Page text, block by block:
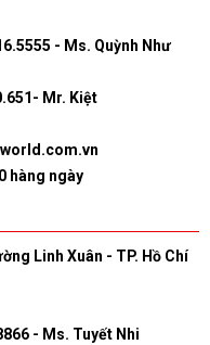
- Ms. Quỳnh Như
Mr. Kiệt
hàng ngày
Linh Xuân - TP. Hồ Chí
- Ms. Tuyết Nhi